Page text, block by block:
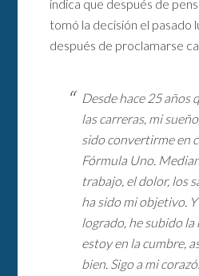
indica que después de
tomó la decisión el pasado
después de proclamarse
Desde hace 25 años
las carreras, mi
sido convertirme en
Fórmula Uno.
trabajo, el dolor, los
ha sido mi objetivo.
logrado, he subido la
estoy en la cumbre,
bien. Sigo a mi